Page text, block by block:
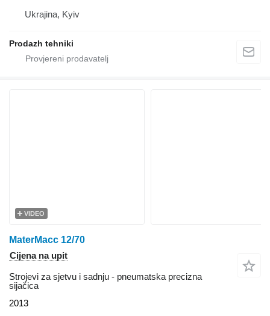
Ukrajina, Kyiv
Prodazh tehniki
VIDEO
MaterMacc 12/70
Cijena na upit
Strojevi za sjetvu i sadnju - pneumatska precizna
sijačica
2013